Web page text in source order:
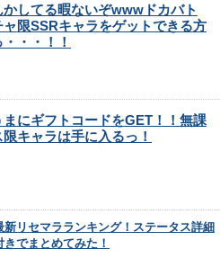
かしてる暇ないぞwwwドカバト
限SSRキャラをゲットできる方
・・！！
まにギフトコードをGET！！無課
キャラは手に入るっ！
新リセマラランキング！ステータス詳細
きでまとめてみた！